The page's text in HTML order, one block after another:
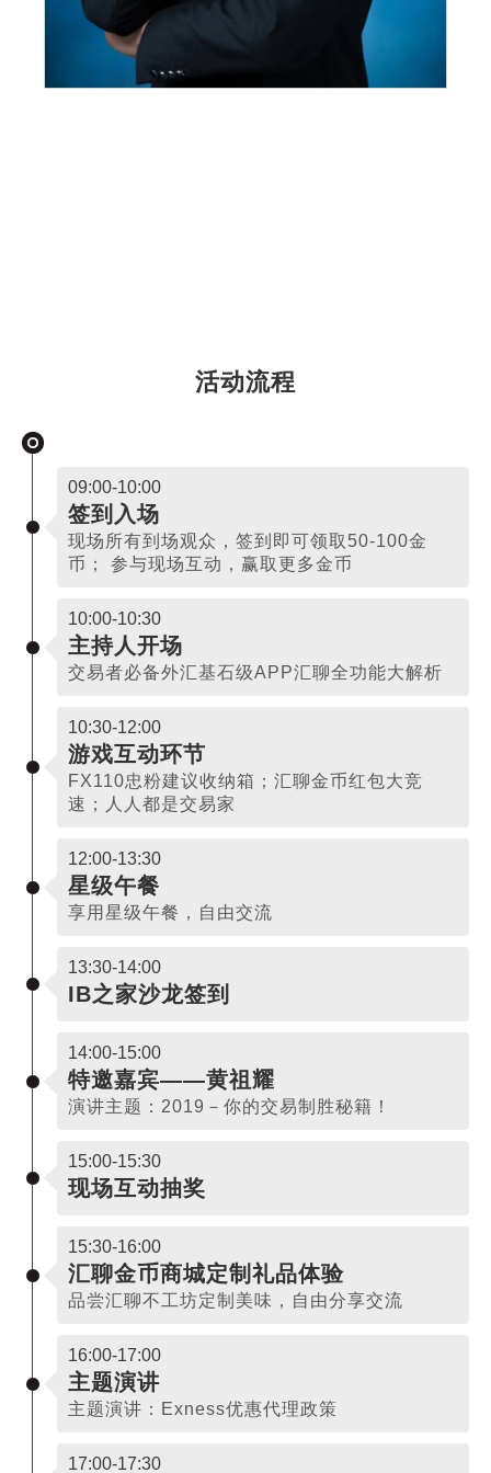
活动流程
09:00-10:00
签到入场
现场所有到场观众，签到即可领取50-100金
币； 参与现场互动，赢取更多金币
10:00-10:30
主持人开场
交易者必备外汇基石级APP汇聊全功能大解析
10:30-12:00
游戏互动环节
FX110忠粉建议收纳箱；汇聊金币红包大竞
速；人人都是交易家
12:00-13:30
星级午餐
享用星级午餐，自由交流
13:30-14:00
IB之家沙龙签到
14:00-15:00
特邀嘉宾——黄祖耀
演讲主题：2019－你的交易制胜秘籍！
15:00-15:30
现场互动抽奖
15:30-16:00
汇聊金币商城定制礼品体验
品尝汇聊不工坊定制美味，自由分享交流
16:00-17:00
主题演讲
主题演讲：Exness优惠代理政策
17:00-17:30